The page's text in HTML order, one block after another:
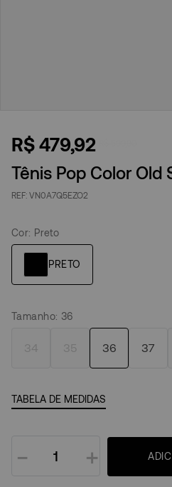
R$479,92
Tênis Pop Color Old
VN0A7Q5EZO2
Cor: Preto
Tamanho: 36
34 35 36 37
TABELA DE MEDIDAS
＋
－